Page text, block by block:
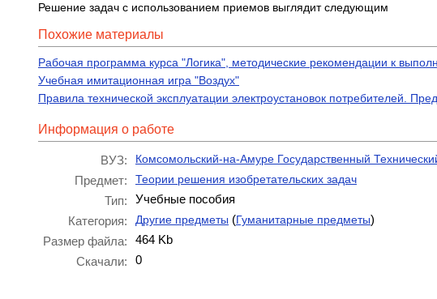
Решение задач с использованием приемов выглядит следующим
Похожие материалы
Рабочая программа курса "Логика", методические рекомендации к
Учебная имитационная игра "Воздух"
Правила технической эксплуатации электроустановок потребителей.
Информация о работе
ВУЗ: Комсомольский-на-Амуре Государственный
Предмет: Теории решения изобретательских задач
Тип:
Учебные пособия
Категория:
Другие предметы (Гуманитарные предметы)
Размер файла:
464 Kb
Скачали:
0